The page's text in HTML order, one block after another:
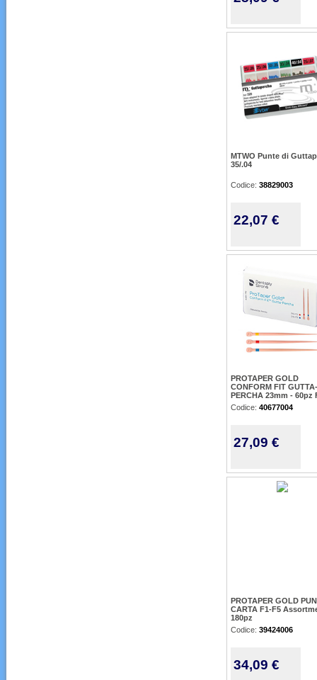
MTWO Punte di
35/.04
Codice: 38829003
22,07 €
PROTAPER GOLD
CONFORM FIT GUTTA-
PERCHA 23mm - 60pz
Codice: 40677004
27,09 €
PROTAPER GOLD
CARTA F1-F5
180pz
Codice: 39424006
34,09 €